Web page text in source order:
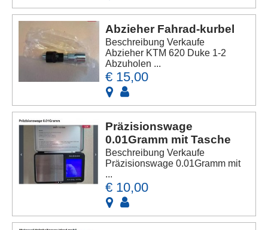
Abzieher Fahrad-kurbel
Beschreibung Verkaufe
Abzieher KTM 620 Duke 1-2
Abzuholen ...
€ 15,00
Präzisionswage
0.01Gramm mit Tasche
Beschreibung Verkaufe
Präzisionswage 0.01Gramm mit
...
€ 10,00